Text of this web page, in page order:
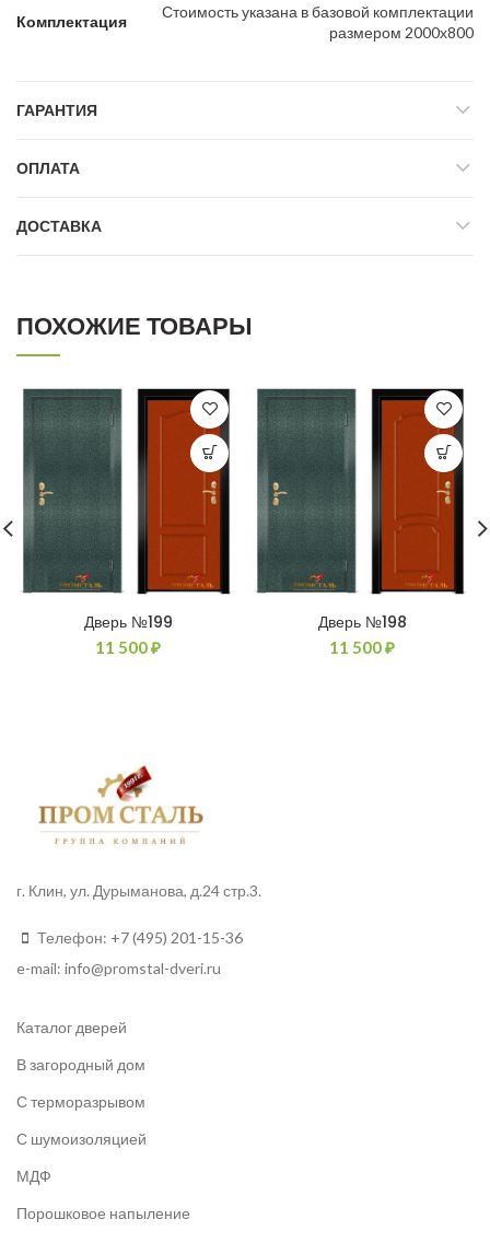
Комплектация
Стоимость указана в базовой комплектации
размером 2000х800
ГАРАНТИЯ
ОПЛАТА
ДОСТАВКА
ПОХОЖИЕ ТОВАРЫ
Дверь №199
11 500₽
Дверь №198
11 500₽
г. Клин, ул. Дурыманова, д.24 стр.3.
Телефон: +7 (495) 201-15-36
e-mail: info@promstal-dveri.ru
Каталог дверей
В загородный дом
С терморазрывом
С шумоизоляцией
МДФ
Порошковое напыление